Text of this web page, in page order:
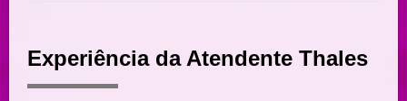
Experiência da Atendente Thales